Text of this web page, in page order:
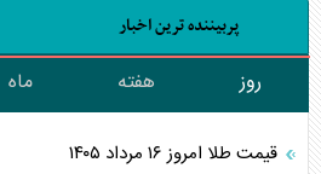
پربیننده ترین اخبار
روز هفته ماه
قیمت طلا امروز ۱۶ مرداد ۱۴۰۵